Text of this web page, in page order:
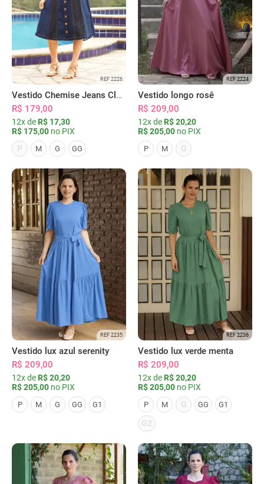
REF 2226
Vestido Chemise Jeans Clássica Serena
R$ 179,00
12x de R$ 17,30
R$ 175,00 no PIX
P
M G GG
REF 2224
Vestido longo rosê
R$ 209,00
12x de R$ 20,20
R$ 205,00 no PIX
P M G
REF 2235
Vestido lux azul serenity
R$ 209,00
12x de R$ 20,20
R$ 205,00 no PIX
P M G GG G1
REF 2236
Vestido lux verde menta
R$ 209,00
12x de R$ 20,20
R$ 205,00 no PIX
P M G GG G1
G2